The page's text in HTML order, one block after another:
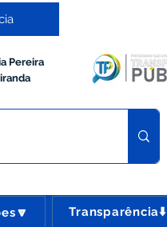
Pereira
Transparência⬇️